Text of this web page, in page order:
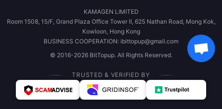
KAMAGEN LIMITED
Room 1508, 15/F, Grand Plaza Office Tower II, 625 Nathan Road, Mong Kok,
Kowloon, Hong Kong
BUSINESS COOPERATION: ibittopup@gmail.com
© 2016-2026 BitTopup. All Rights Reserved.
TRUSTED & VERIFIED BY